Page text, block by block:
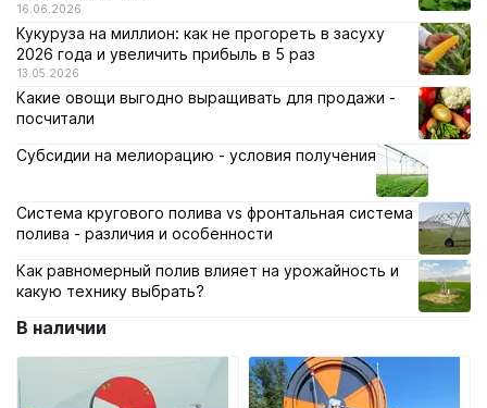
16.06.2026
Кукуруза на миллион: как не прогореть в засуху
2026 года и увеличить прибыль в 5 раз
13.05.2026
Какие овощи выгодно выращивать для продажи -
посчитали
Субсидии на мелиорацию - условия получения
Система кругового полива vs фронтальная система
полива - различия и особенности
Как равномерный полив влияет на урожайность и
какую технику выбрать?
В наличии